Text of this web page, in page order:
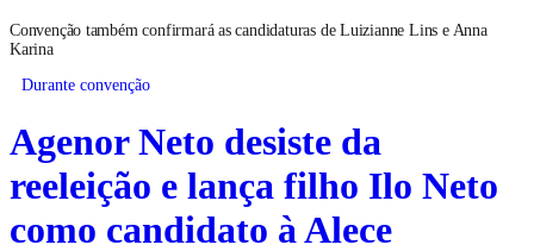
Convenção também confirmará as candidaturas de Luizianne Lins e Anna
Karina
Durante convenção
Agenor Neto desiste da
reeleição e lança filho Ilo Neto
como candidato à Alece